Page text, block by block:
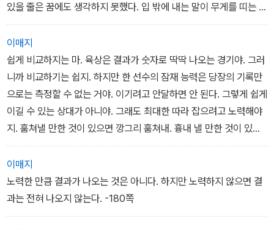
있을 줄은 꿈에도 생각하지 못했다. 입 밖에 내는 말이 무게를 띠는 것
은 행동이 따를 때뿐이다. 모리야 선배가 말한 '하루하루가 나의 최선
을 경신한다.'는 말처럼…… 나는 노력하고 있을까? 다니구치가 나를
보고 '가능성'이란 말을 믿어줄 만큼?
그런 생각을 하니 왠지 가슴이 쓰렸다. 울고 싶은 기분이었다. 가능성,
영원히 버리고 싶지 않은 말이다. 하지만 내내 매달려 있을 수는 없는
말이다. -162쪽
이매지
쉽게 비교하지는 마. 육상은 결과가 숫자로 딱딱 나오는 경기야. 그러
니까 비교하기는 쉽지. 하지만 한 선수의 잠재 능력은 당장의 기록만
으로는 측정할 수 없는 거야. 이기려고 안달하면 안 된다. 그렇게 쉽게
이길 수 있는 상대가 아니야. 그래도 최대한 따라 잡으려고 노력해야
지. 훔쳐낼 만한 것이 있으면 깡그리 훔쳐내. 흉내 낼 만한 것이 있으
면 모조리 흉내 내. 너하고 이치노세는 스타일이 다른 러너니까 결국
너는 네 주법을 추구하게 될 테지만, 스프린트의 기본이 잡힐 때까지
는 아무리 흉내를 내도 괜찮은 거야. 살아 있는 교재니까. 그 이상의
교재는 바랄 수 없다. 그런 점에서 우리 부원들은 아마 행운을 누리는
거겠지. …… 이 이야기, 내가 늘 하던 이야기잖아? (중략)
이매지
노력한 만큼 결과가 나오는 것은 아니다. 하지만 노력하지 않으면 결
과는 전혀 나오지 않는다. -180쪽